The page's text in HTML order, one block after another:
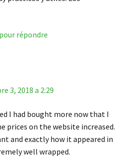
répondre
3, 2018 a 2:29
I had bought more now that I
prices on the website increased.
and exactly how it appeared in
well wrapped.